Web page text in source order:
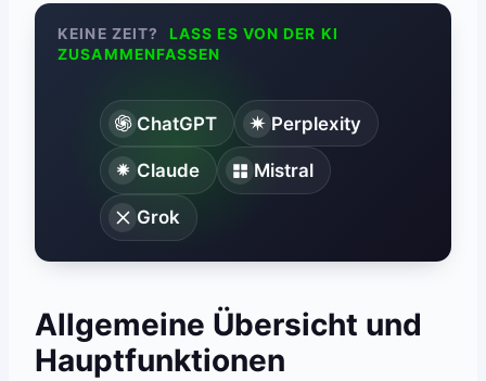
KEINE ZEIT?
LASS ES VON DER KI
ZUSAMMENFASSEN
ChatGPT Perplexity
Claude Mistral
Grok
Allgemeine Übersicht und
Hauptfunktionen